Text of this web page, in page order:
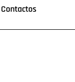
Contactos